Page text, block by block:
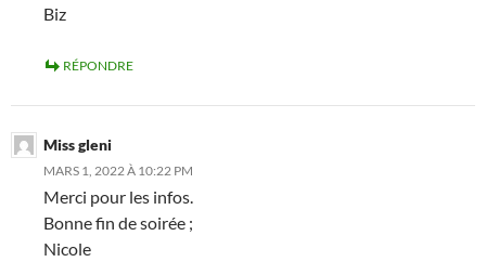
Biz
RÉPONDRE
Miss gleni
MARS 1, 2022 À 10:22 PM
Merci pour les infos.
Bonne fin de soirée ;
Nicole